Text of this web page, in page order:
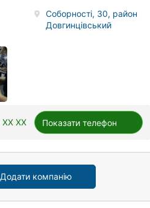
Соборності, 30, район
Довгинцівський
XX XX Показати телефон
Додати компанію